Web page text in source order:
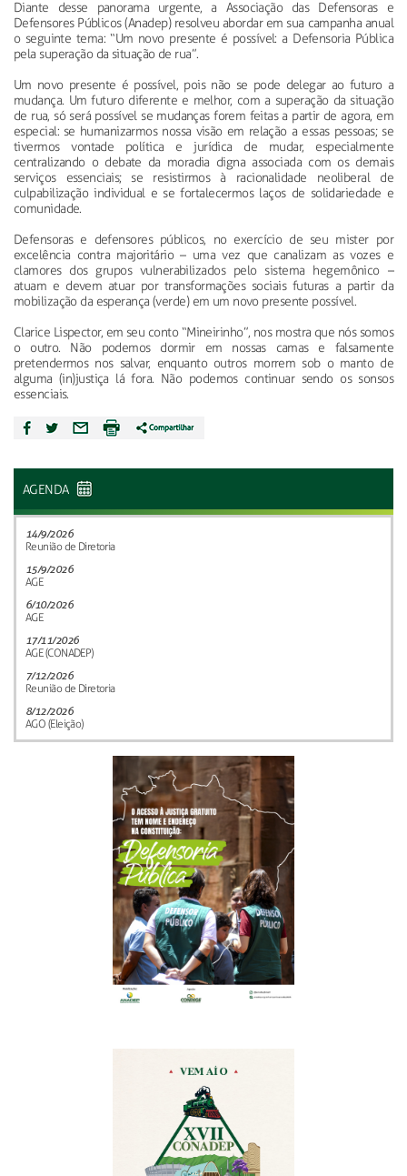
Diante desse panorama urgente, a Associação das Defensoras e
Defensores Públicos (Anadep) resolveu abordar em sua campanha anual
o seguinte tema: “Um novo presente é possível: a Defensoria Pública
pela superação da situação de rua”.
Um novo presente é possível, pois não se pode delegar ao futuro a
mudança. Um futuro diferente e melhor, com a superação da situação
de rua, só será possível se mudanças forem feitas a partir de agora, em
especial: se humanizarmos nossa visão em relação a essas pessoas; se
tivermos vontade política e jurídica de mudar, especialmente
centralizando o debate da moradia digna associada com os demais
serviços essenciais; se resistirmos à racionalidade neoliberal de
culpabilização individual e se fortalecermos laços de solidariedade e
comunidade.
Defensoras e defensores públicos, no exercício de seu mister por
excelência contra majoritário – uma vez que canalizam as vozes e
clamores dos grupos vulnerabilizados pelo sistema hegemônico –
atuam e devem atuar por transformações sociais futuras a partir da
mobilização da esperança (verde) em um novo presente possível.
Clarice Lispector, em seu conto “Mineirinho”, nos mostra que nós somos
o outro. Não podemos dormir em nossas camas e falsamente
pretendermos nos salvar, enquanto outros morrem sob o manto de
alguma (in)justiça lá fora. Não podemos continuar sendo os sonsos
essenciais.
AGENDA
14/9/2026
Reunião de Diretoria
15/9/2026
AGE
6/10/2026
AGE
17/11/2026
AGE (CONADEP)
7/12/2026
Reunião de Diretoria
8/12/2026
AGO (Eleição)